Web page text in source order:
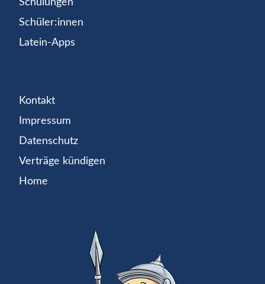
Schüler:innen
Latein-Apps
Kontakt
Impressum
Datenschutz
Verträge kündigen
Home